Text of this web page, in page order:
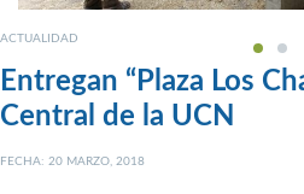
ACTUALIDAD
Entregan “Plaza Los
Central de la UCN
FECHA: 20 MARZO, 2018